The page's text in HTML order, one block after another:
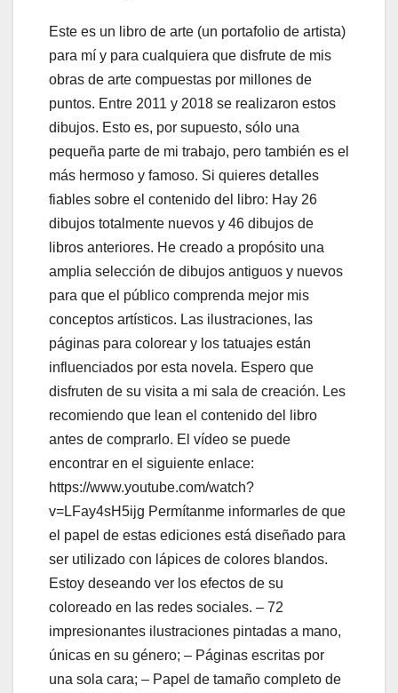
Este es un libro de arte (un portafolio de artista)
para mí y para cualquiera que disfrute de mis
obras de arte compuestas por millones de
puntos. Entre 2011 y 2018 se realizaron estos
dibujos. Esto es, por supuesto, sólo una
pequeña parte de mi trabajo, pero también es el
más hermoso y famoso. Si quieres detalles
fiables sobre el contenido del libro: Hay 26
dibujos totalmente nuevos y 46 dibujos de
libros anteriores. He creado a propósito una
amplia selección de dibujos antiguos y nuevos
para que el público comprenda mejor mis
conceptos artísticos. Las ilustraciones, las
páginas para colorear y los tatuajes están
influenciados por esta novela. Espero que
disfruten de su visita a mi sala de creación. Les
recomiendo que lean el contenido del libro
antes de comprarlo. El vídeo se puede
encontrar en el siguiente enlace:
https://www.youtube.com/watch?
v=LFay4sH5ijg Permítanme informarles de que
el papel de estas ediciones está diseñado para
ser utilizado con lápices de colores blandos.
Estoy deseando ver los efectos de su
coloreado en las redes sociales. – 72
impresionantes ilustraciones pintadas a mano,
únicas en su género; – Páginas escritas por
una sola cara; – Papel de tamaño completo de